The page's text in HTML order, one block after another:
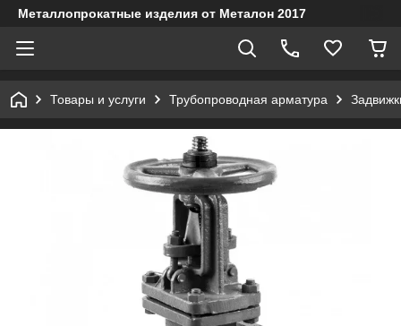
Металлопрокатные изделия от Металон 2017
Товары и услуги Трубопроводная арматура